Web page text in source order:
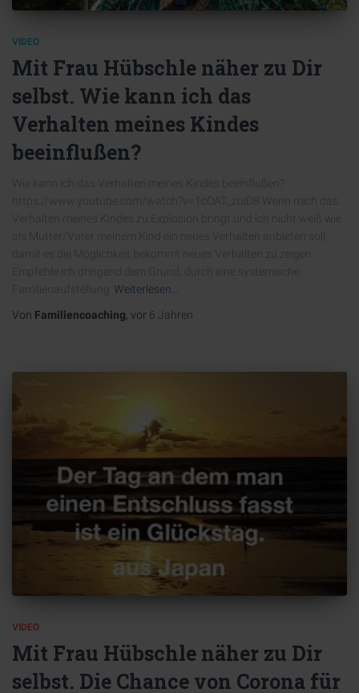
VIDEO
Mit Frau Hübschle näher zu Dir
selbst. Wie kann ich das
Verhalten meines Kindes
beeinflußen?
Wie kann ich das Verhalten meines Kindes beeinflußen?
https://www.youtube.com/watch?v=1cOAT_zuiD8 Wenn mich das
Verhalten meines Kindes zu Explosion bringt und ich nicht weiß wie
als Mutter/Vater meinem Kind ein neues Verhalten anbieten soll,
damit es die Möglichkeit bekommt neues Verhalten zu zeigen.
Empfehle ich dringend dem Grund, durch eine systemische
Familienaufstellung
Weiterlesen…
Von Familiencoaching, vor 6 Jahren
VIDEO
Mit Frau Hübschle näher zu Dir
selbst. Die Chance von Corona für